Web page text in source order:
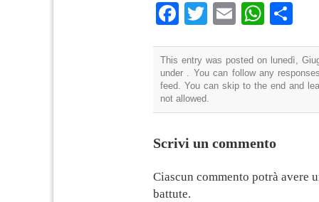
Facebook
TwitterEmail
This entry was posted on lunedì,
under . You can follow any
feed. You can skip to the end and
not allowed.
Scrivi un commento
Ciascun commento potrà avere
battute.